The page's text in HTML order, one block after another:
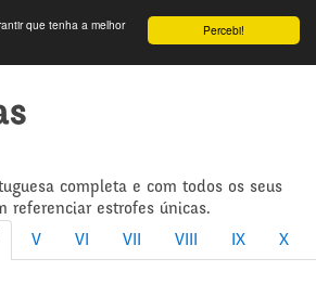
Percebi!
que tenha a melhor
completa e com todos os seus
referenciar estrofes únicas.
V VI VII VIII IX X